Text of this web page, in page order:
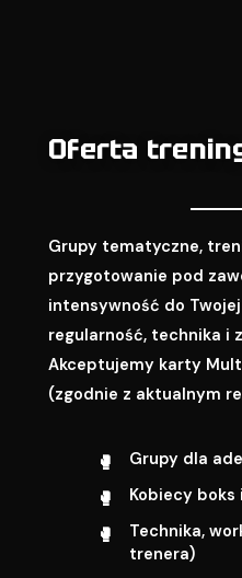
Oferta
Grupy tematyczne,
przygotowanie pod
intensywność do
regularność, technika i
Akceptujemy karty
(zgodnie z aktualnym
Grupy dla
Kobiecy boks
Technika,
trenera)